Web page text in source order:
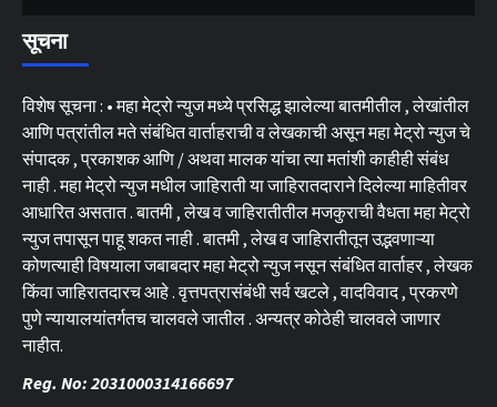
सूचना
विशेष सूचना : • महा मेट्रो न्युज मध्ये प्रसिद्ध झालेल्या बातमीतील , लेखांतील
आणि पत्रांतील मते संबंधित वार्ताहराची व लेखकाची असून महा मेट्रो न्युज चे
संपादक , प्रकाशक आणि / अथवा मालक यांचा त्या मतांशी काहीही संबंध
नाही . महा मेट्रो न्युज मधील जाहिराती या जाहिरातदाराने दिलेल्या माहितीवर
आधारित असतात . बातमी , लेख व जाहिरातीतील मजकुराची वैधता महा मेट्रो
न्युज तपासून पाहू शकत नाही . बातमी , लेख व जाहिरातीतून उद्भवणाऱ्या
कोणत्याही विषयाला जबाबदार महा मेट्रो न्युज नसून संबंधित वार्ताहर , लेखक
किंवा जाहिरातदारच आहे . वृत्तपत्रासंबंधी सर्व खटले , वादविवाद , प्रकरणे
पुणे न्यायालयांतर्गतच चालवले जातील . अन्यत्र कोठेही चालवले जाणार
नाहीत.
Reg. No: 2031000314166697